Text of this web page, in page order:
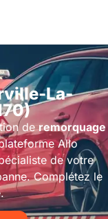
La-
deremorquage
Allo
de votre
Complétez le